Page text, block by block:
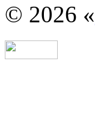
© 2026 «